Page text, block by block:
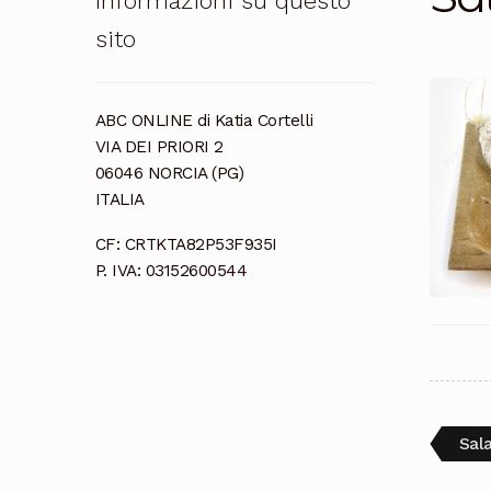
sito
ABC ONLINE di Katia Cortelli
VIA DEI PRIORI 2
06046 NORCIA (PG)
ITALIA
CF: CRTKTA82P53F935I
P. IVA: 03152600544